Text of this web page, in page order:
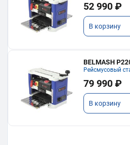
52 990 ₽
В корзину
BELMASH
Рейсмусовый
79 990 ₽
В корзину